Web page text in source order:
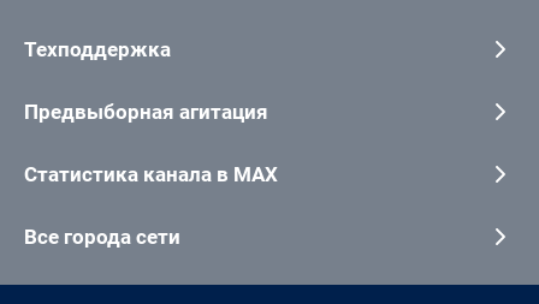
Техподдержка
Предвыборная агитация
Статистика канала в MAX
Все города сети